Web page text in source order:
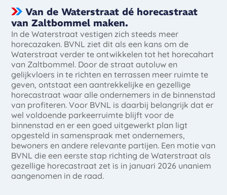
Van de Waterstraat dé horecastraat
van Zaltbommel maken.
In de Waterstraat vestigen zich steeds meer
horecazaken. BVNL ziet dit als een kans om de
Waterstraat verder te ontwikkelen tot het horecahart
van Zaltbommel. Door de straat autoluw en
gelijkvloers in te richten en terrassen meer ruimte te
geven, ontstaat een aantrekkelijke en gezellige
horecastraat waar alle ondernemers in de binnenstad
van profiteren. Voor BVNL is daarbij belangrijk dat er
wel voldoende parkeerruimte blijft voor de
binnenstad en er een goed uitgewerkt plan ligt
opgesteld in samenspraak met ondernemers,
bewoners en andere relevante partijen. Een motie van
BVNL die een eerste stap richting de Waterstraat als
gezellige horecastraat zet is in januari 2026 unaniem
aangenomen in de raad.